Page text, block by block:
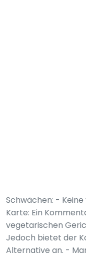
Schwächen: -
Karte: Ein
vegetarischen
Jedoch bietet der
Alternative an. -